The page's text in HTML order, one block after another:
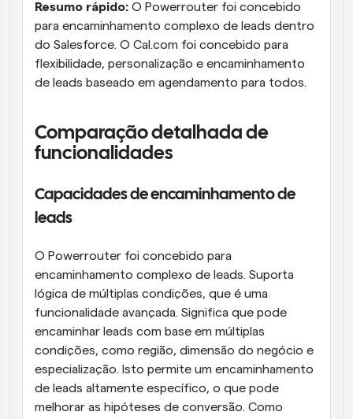
Resumo rápido: O Powerrouter foi concebido
para encaminhamento complexo de leads dentro
do Salesforce. O Cal.com foi concebido para
flexibilidade, personalização e encaminhamento
de leads baseado em agendamento para todos.
Comparação detalhada de
funcionalidades
Capacidades de encaminhamento de
leads
O Powerrouter foi concebido para
encaminhamento complexo de leads. Suporta
lógica de múltiplas condições, que é uma
funcionalidade avançada. Significa que pode
encaminhar leads com base em múltiplas
condições, como região, dimensão do negócio e
especialização. Isto permite um encaminhamento
de leads altamente específico, o que pode
melhorar as hipóteses de conversão. Como